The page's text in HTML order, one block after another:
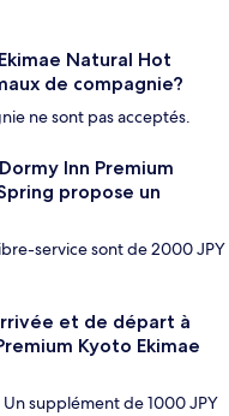
Natural Hot
de compagnie?
ne sont pas acceptés.
Inn Premium
propose un
service sont de 2000 JPY
et de départ à
Kyoto Ekimae
supplément de 1000 JPY